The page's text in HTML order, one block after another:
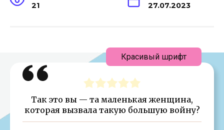
21 27.07.2023
Так это вы — та маленькая женщина,
которая вызвала такую большую войну?
Красивый шрифт